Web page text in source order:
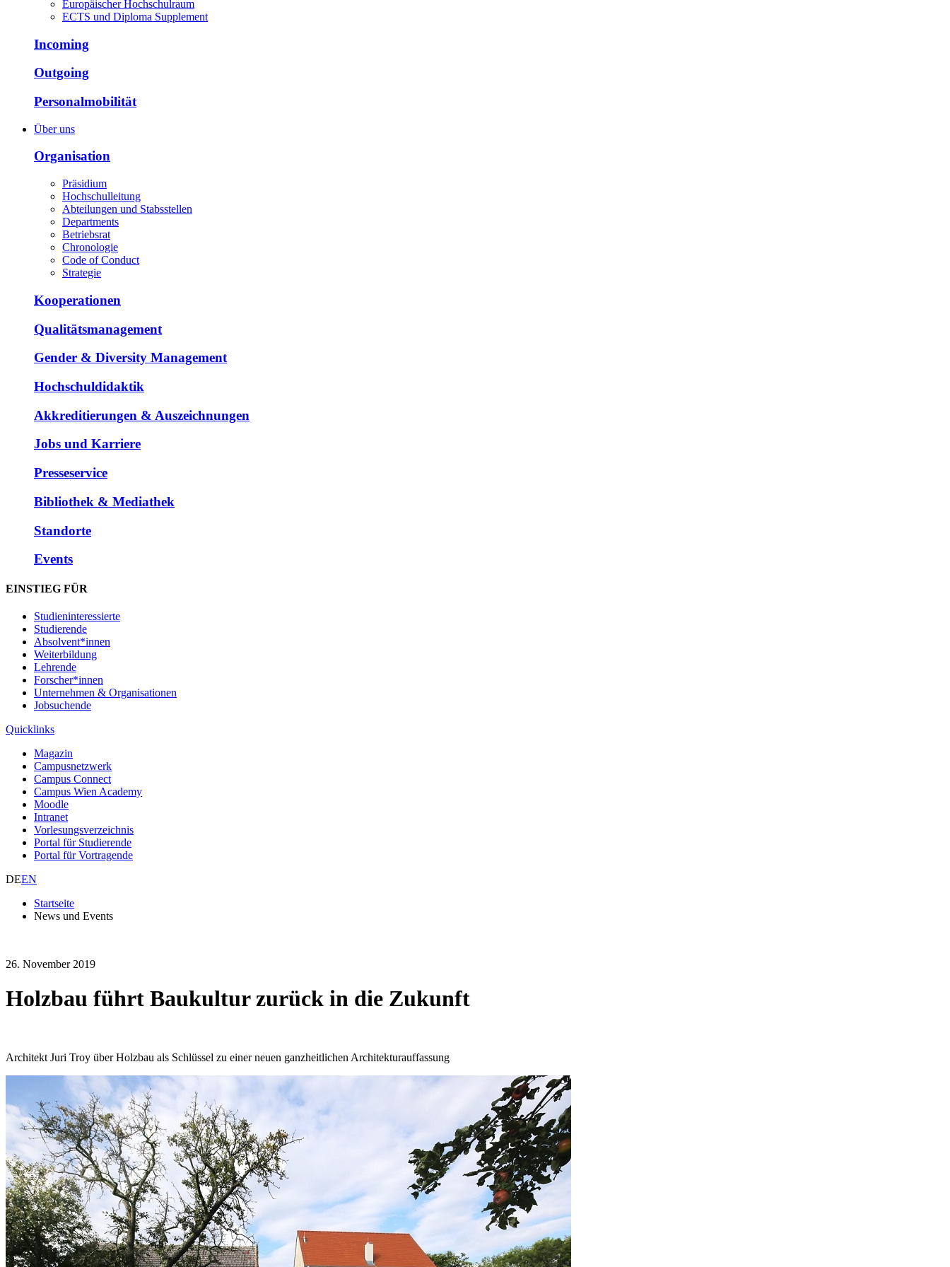
Europäischer Hochschulraum
ECTS und Diploma Supplement
Incoming
Outgoing
Personalmobilität
Über uns
Organisation
Präsidium
Hochschulleitung
Abteilungen und Stabsstellen
Departments
Betriebsrat
Chronologie
Code of Conduct
Strategie
Kooperationen
Qualitätsmanagement
Gender & Diversity Management
Hochschuldidaktik
Akkreditierungen & Auszeichnungen
Jobs und Karriere
Presseservice
Bibliothek & Mediathek
Standorte
Events
EINSTIEG FÜR
Studieninteressierte
Studierende
Absolvent*innen
Weiterbildung
Lehrende
Forscher*innen
Unternehmen & Organisationen
Jobsuchende
Quicklinks
Magazin
Campusnetzwerk
Campus Connect
Campus Wien Academy
Moodle
Intranet
Vorlesungsverzeichnis
Portal für Studierende
Portal für Vortragende
DEEN
Startseite
News und Events
26. November 2019
Holzbau führt Baukultur zurück in die Zukunft
Architekt Juri Troy über Holzbau als Schlüssel zu einer neuen ganzheitlichen Architekturauffassung